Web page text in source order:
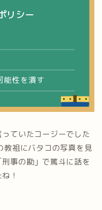
リシー
能性を潰す
ていたコージーでした
祖にバタコの写真を見
事の勘」で篤斗に話を
！